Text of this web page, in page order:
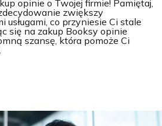
opinie o Twojej firmie! Pamiętaj,
zwiększy
co przyniesie Ci stale
się na zakup Booksy opinie
szansę, która pomoże Ci